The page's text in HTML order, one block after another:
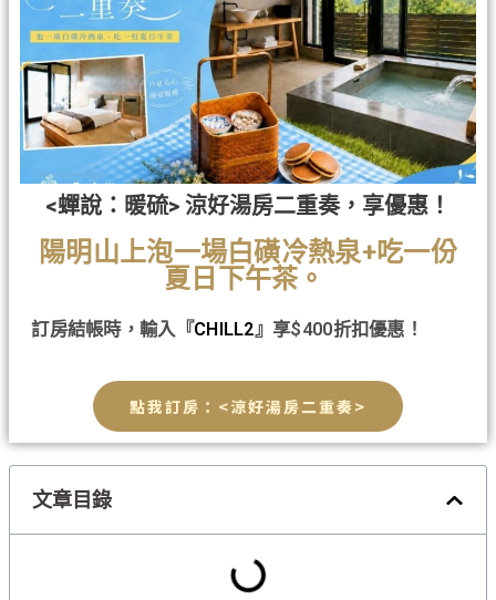
<蟬說：暖硫> 涼好湯房二重奏，享優惠！
陽明山上泡一場白磺冷熱泉+吃一份
夏日下午茶。
訂房結帳時，輸入『CHILL2』享$400折扣優惠！
點我訂房：<涼好湯房二重奏>
文章目錄